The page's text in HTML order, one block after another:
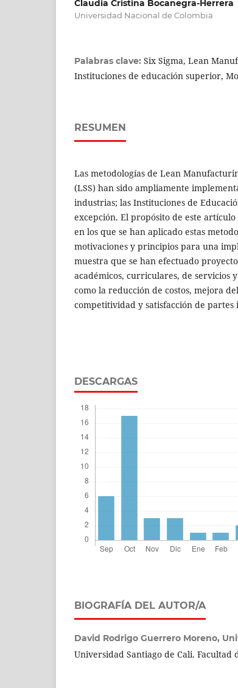
Claudia Cristina Bocanegra-Herrera
Universidad Nacional de Colombia
Palabras clave: Six Sigma, Lean
Instituciones de educación superior,
RESUMEN
Las metodologías de Lean
(LSS) han sido ampliamente
industrias; las Instituciones de
excepción. El propósito de este
en los que se han aplicado estas
motivaciones y principios para una
muestra que se han efectuado
académicos, curriculares, de servicios
como la reducción de costos, mejora
competitividad y satisfacción de partes
DESCARGAS
BIOGRAFÍA DEL AUTOR/A
David Rodrigo Guerrero Moreno,
Universidad Santiago de Cali. Facultad